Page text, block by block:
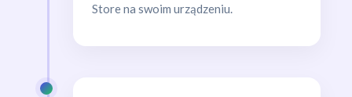
Store na swoim urządzeniu.